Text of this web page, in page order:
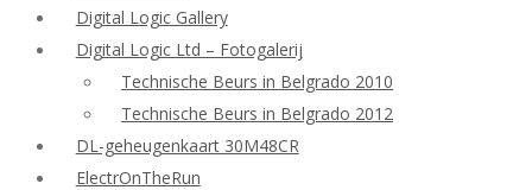
Digital Logic Gallery
Digital Logic Ltd – Fotogalerij
Technische Beurs in Belgrado 2010
Technische Beurs in Belgrado 2012
DL-geheugenkaart 30M48CR
ElectrOnTheRun